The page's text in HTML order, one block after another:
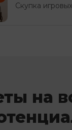
Скупка
на